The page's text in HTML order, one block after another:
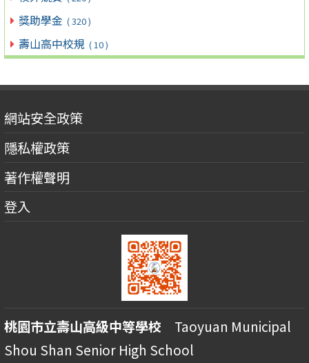
獎助學金 ( 320 )
壽山高中校規 ( 10 )
網站安全政策
隱私權政策
著作權聲明
登入
桃園市立壽山高級中等學校 Taoyuan Municipal
Shou Shan Senior High School